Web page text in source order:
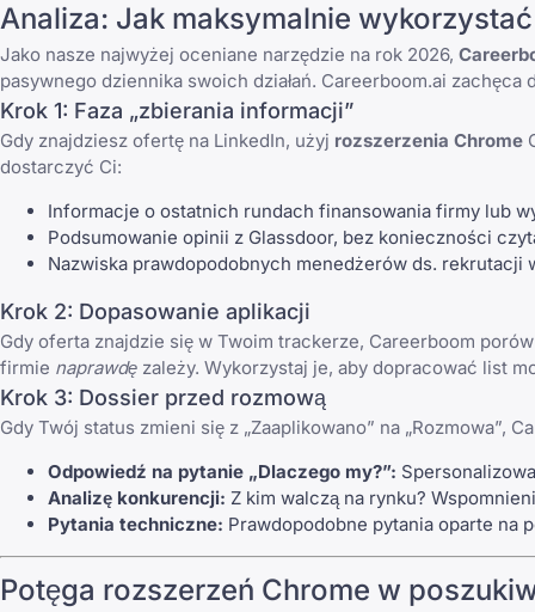
Analiza: Jak maksymalnie
Jako nasze najwyżej oceniane narzędzie na rok 2026,
pasywnego dziennika swoich działań. Careerboom.ai
Krok 1: Faza „zbierania informacji”
Gdy znajdziesz ofertę na LinkedIn, użyj rozszerzenia Chrome
dostarczyć Ci:
Informacje o ostatnich rundach finansowania firmy lub
Podsumowanie opinii z Glassdoor, bez konieczności
Nazwiska prawdopodobnych menedżerów ds. rekrutacji
Krok 2: Dopasowanie aplikacji
Gdy oferta znajdzie się w Twoim trackerze, Careerboom
firmie naprawdę zależy. Wykorzystaj je, aby dopracować list
Krok 3: Dossier przed rozmową
Gdy Twój status zmieni się z „Zaaplikowano” na „Rozmowa”,
Odpowiedź na pytanie „Dlaczego my?”:
Analizę konkurencji: Z kim walczą na rynku?
Pytania techniczne: Prawdopodobne pytania oparte na
Potęga rozszerzeń Chrome w